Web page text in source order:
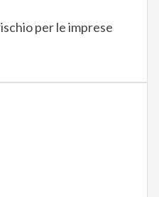
per le imprese